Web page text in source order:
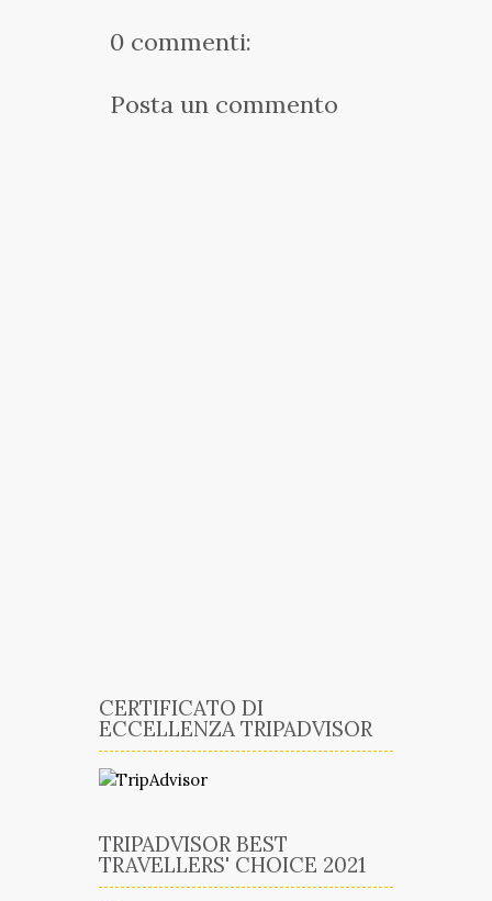
0 commenti:
Posta un commento
CERTIFICATO DI
ECCELLENZA TRIPADVISOR
TRIPADVISOR BEST
TRAVELLERS' CHOICE 2021